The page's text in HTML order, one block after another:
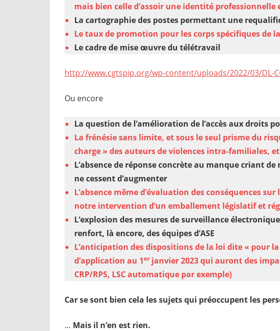
mais bien celle d’assoir une identité professionnelle
La cartographie des postes permettant une
Le taux de promotion pour les corps spécifiques de
Le cadre de mise œuvre du télétravail
http://www.cgtspip.org/wp-content/uploads/2022/03/DL-
Ou encore
La question de l’amélioration de l’accès aux droits
La frénésie sans limite, et sous le seul prisme du
charge » des auteurs de violences intra-familiales,
L’absence de réponse concrète au manque criant
ne cessent d’augmenter
L’absence même d’évaluation des conséquences
notre intervention d’un emballement législatif et
L’explosion des mesures de surveillance
renfort, là encore, des équipes d’ASE
L’anticipation des dispositions de la loi dite « pour
d’application au 1erjanvier 2023 qui auront des
CRP/RPS, LSC automatique par exemple)
Car se sont bien cela les sujets qui préoccupent les
… Mais il n’en est rien.